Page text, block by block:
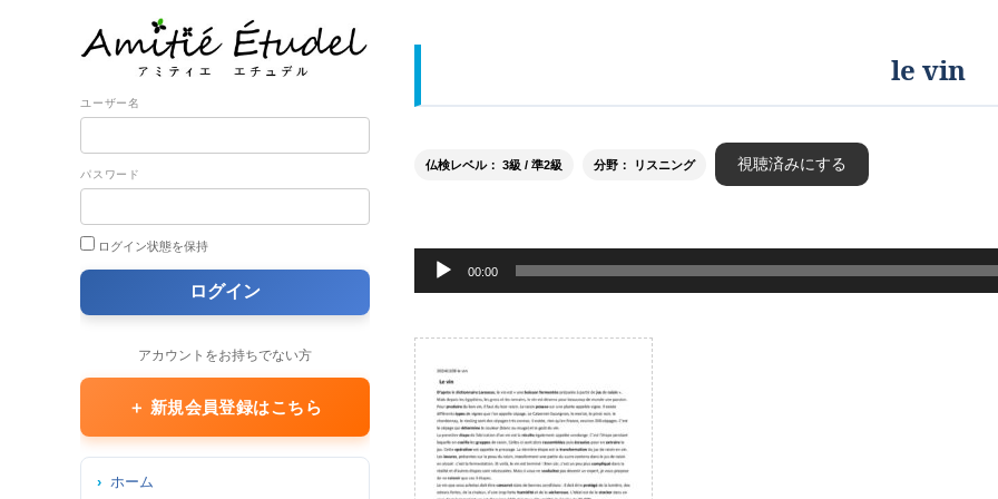
le vin
仏検レベル： 3級 / 準2級 分野： リスニング 視聴済みにする
声
レ
ー
ヤ
ー
00:00
ユーザー名
パスワード
ログイン状態を保持
アカウントをお持ちでない方
＋ 新規会員登録はこちら
ホーム